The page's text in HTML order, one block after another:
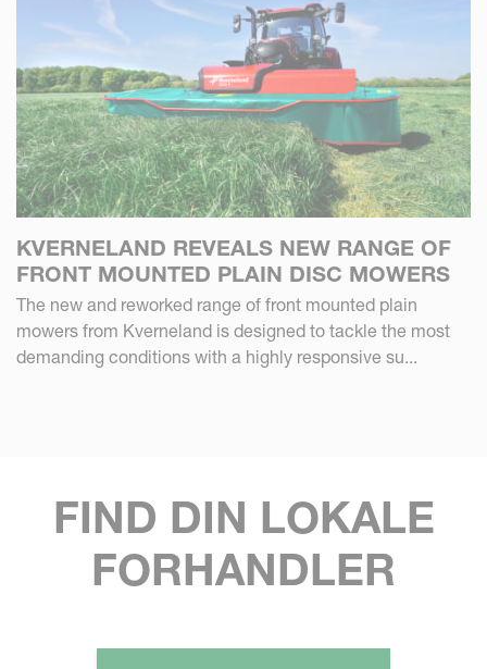
KVERNELAND REVEALS NEW RANGE OF
FRONT MOUNTED PLAIN DISC MOWERS
The new and reworked range of front mounted plain
mowers from Kverneland is designed to tackle the most
demanding conditions with a highly responsive su...
FIND DIN LOKALE
FORHANDLER